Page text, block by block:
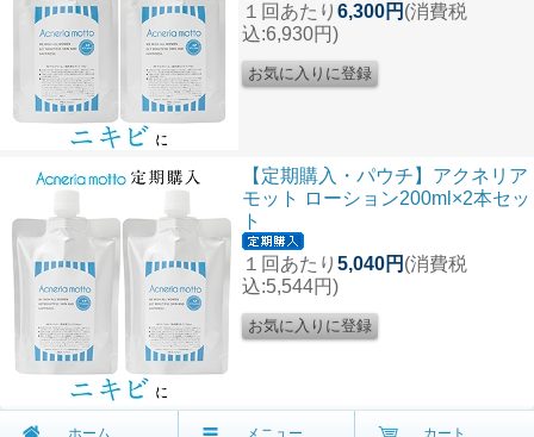
１回あたり 6,300円 (消費税
込:6,930円)
【定期購入・パウチ】アクネリア
モット ローション200ml×2本セッ
ト
１回あたり 5,040円 (消費税
込:5,544円)